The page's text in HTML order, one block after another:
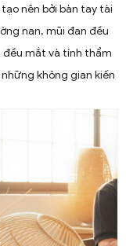
nên bởi bàn tay tài
nan, mũi đan đều
mắt và tính thẩm
không gian kiến